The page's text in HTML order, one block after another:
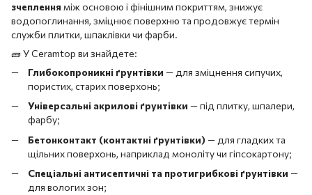
зчепленняміж основою і фінішним покриттям, знижує
водопоглинання, зміцнює поверхню та продовжує термін
служби плитки, шпаклівки чи фарби.
🧱 У Ceramtop ви знайдете:
Глибокопроникні ґрунтівки — для зміцнення сипучих,
пористих, старих поверхонь;
Універсальні акрилові ґрунтівки — під плитку, шпалери,
фарбу;
Бетонконтакт (контактні ґрунтівки) — для гладких та
щільних поверхонь, наприклад моноліту чи гіпсокартону;
Спеціальні антисептичні та протигрибкові ґрунтівки —
для вологих зон;